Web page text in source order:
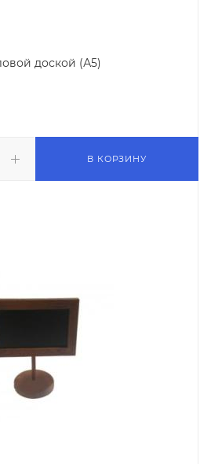
доской (А5)
В КОРЗИНУ